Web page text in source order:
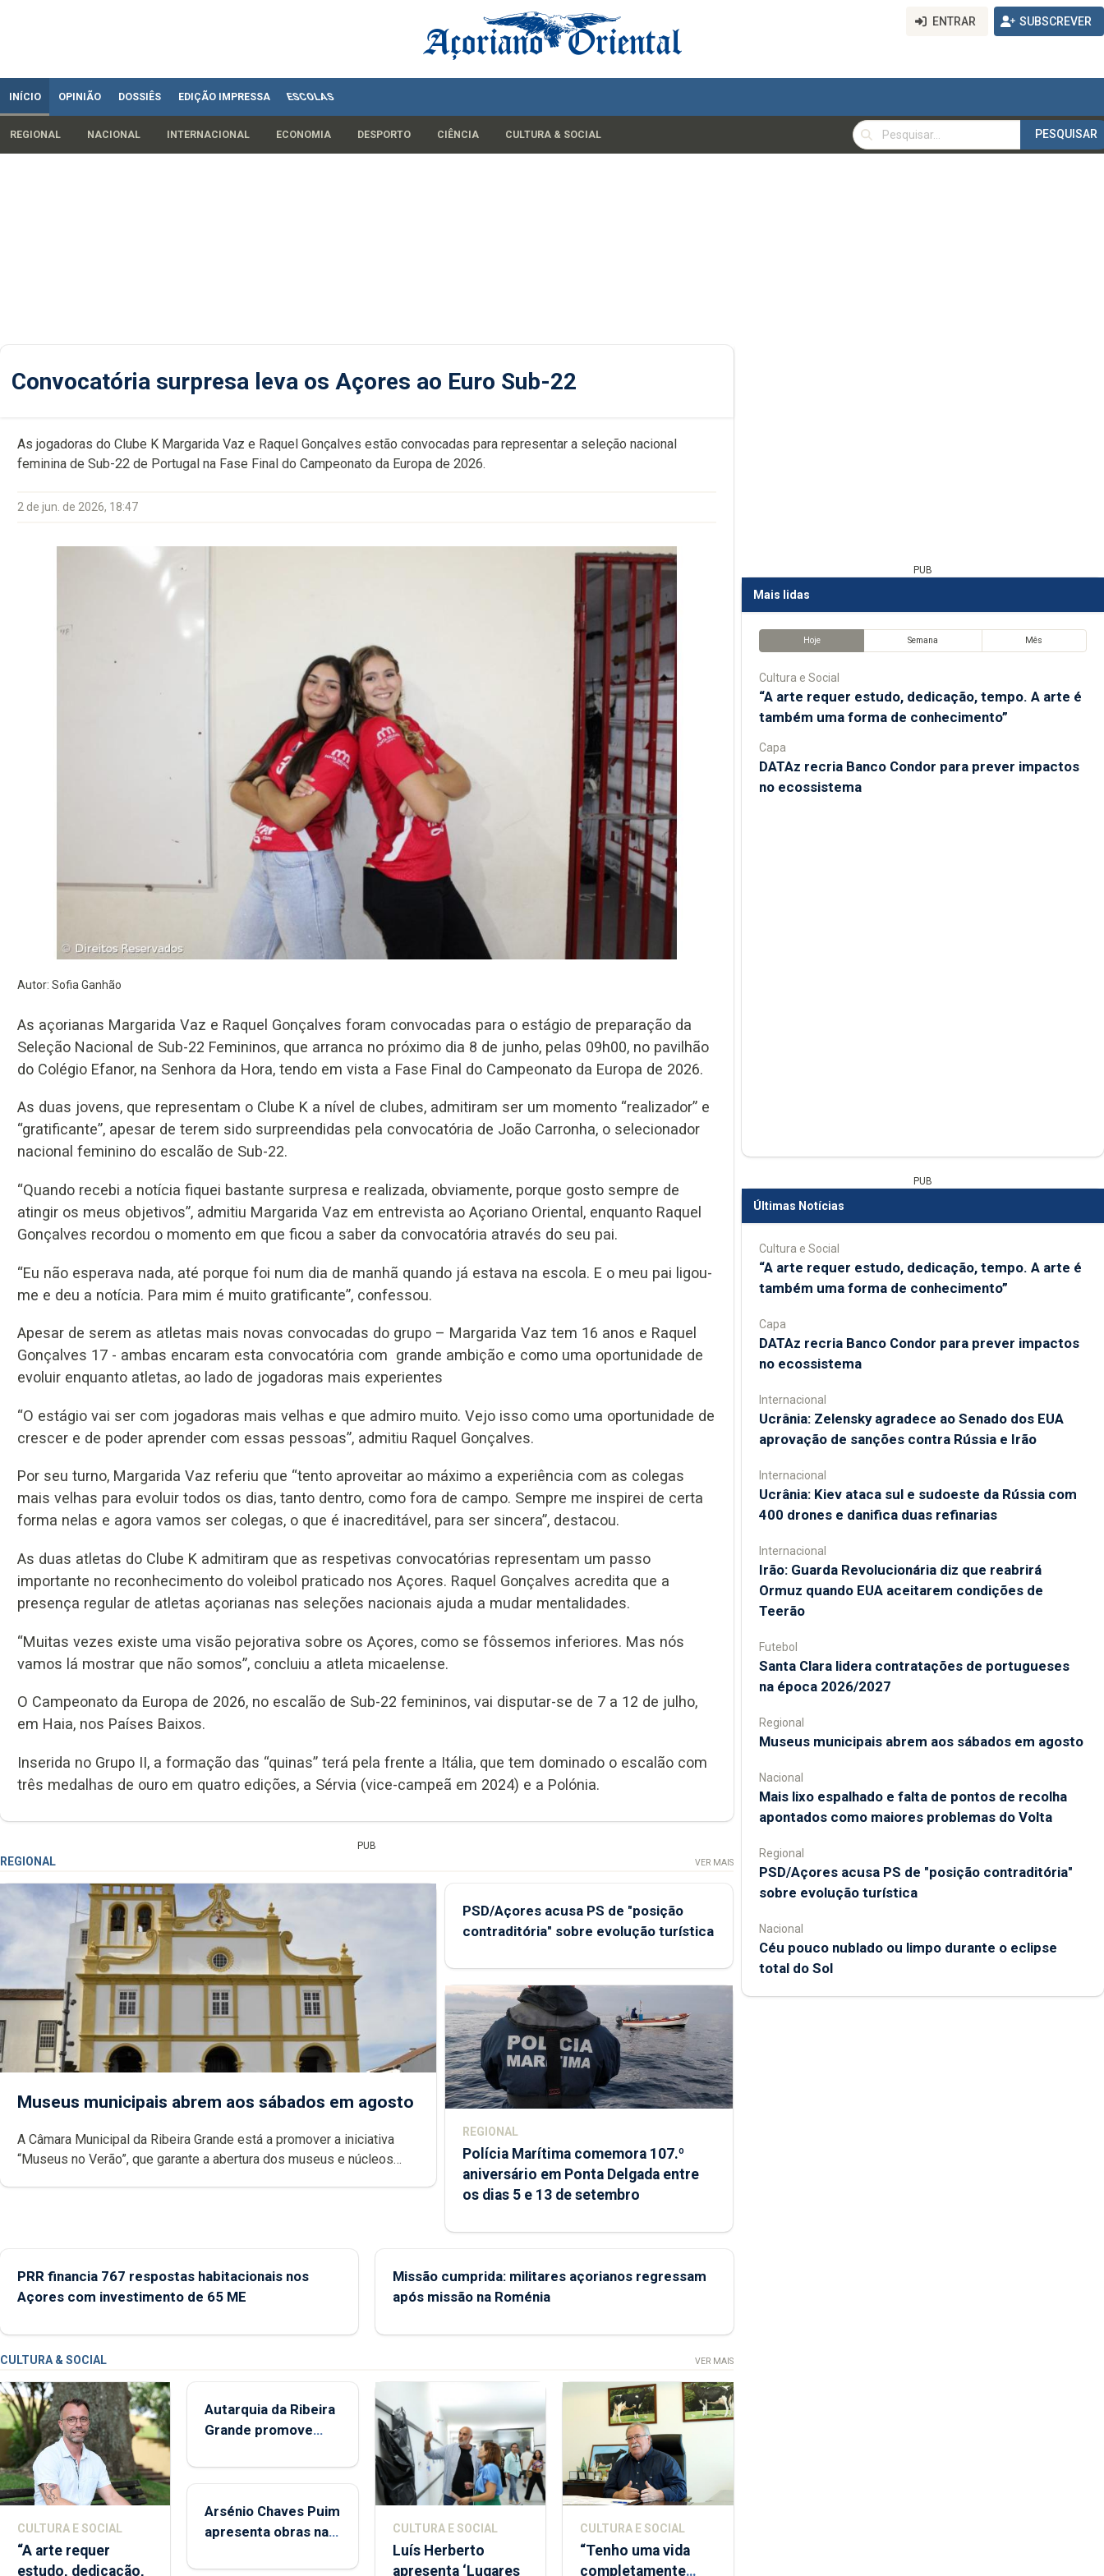
ENTRAR SUBSCREVER
INÍCIO OPINIÃO DOSSIÊS EDIÇÃO IMPRESSA ESCOLAS
REGIONAL NACIONAL INTERNACIONAL ECONOMIA DESPORTO CIÊNCIA CULTURA & SOCIAL
PESQUISAR
PESQUISAR
Convocatória surpresa leva os Açores ao Euro Sub-22
As jogadoras do Clube K Margarida Vaz e Raquel Gonçalves estão convocadas para representar a seleção nacional
feminina de Sub-22 de Portugal na Fase Final do Campeonato da Europa de 2026.
2 de jun. de 2026, 18:47
Autor: Sofia Ganhão
As açorianas Margarida Vaz e Raquel Gonçalves foram convocadas para o estágio de preparação da
Seleção Nacional de Sub-22 Femininos, que arranca no próximo dia 8 de junho, pelas 09h00, no pavilhão
do Colégio Efanor, na Senhora da Hora, tendo em vista a Fase Final do Campeonato da Europa de 2026.
As duas jovens, que representam o Clube K a nível de clubes, admitiram ser um momento “realizador” e
“gratificante”, apesar de terem sido surpreendidas pela convocatória de João Carronha, o selecionador
nacional feminino do escalão de Sub-22.
“Quando recebi a notícia fiquei bastante surpresa e realizada, obviamente, porque gosto sempre de
atingir os meus objetivos”, admitiu Margarida Vaz em entrevista ao Açoriano Oriental, enquanto Raquel
Gonçalves recordou o momento em que ficou a saber da convocatória através do seu pai.
“Eu não esperava nada, até porque foi num dia de manhã quando já estava na escola. E o meu pai ligou-
me e deu a notícia. Para mim é muito gratificante”, confessou.
Apesar de serem as atletas mais novas convocadas do grupo – Margarida Vaz tem 16 anos e Raquel
Gonçalves 17 - ambas encaram esta convocatória com grande ambição e como uma oportunidade de
evoluir enquanto atletas, ao lado de jogadoras mais experientes
“O estágio vai ser com jogadoras mais velhas e que admiro muito. Vejo isso como uma oportunidade de
crescer e de poder aprender com essas pessoas”, admitiu Raquel Gonçalves.
Por seu turno, Margarida Vaz referiu que “tento aproveitar ao máximo a experiência com as colegas
mais velhas para evoluir todos os dias, tanto dentro, como fora de campo. Sempre me inspirei de certa
forma nelas e agora vamos ser colegas, o que é inacreditável, para ser sincera”, destacou.
As duas atletas do Clube K admitiram que as respetivas convocatórias representam um passo
importante no reconhecimento do voleibol praticado nos Açores. Raquel Gonçalves acredita que a
presença regular de atletas açorianas nas seleções nacionais ajuda a mudar mentalidades.
“Muitas vezes existe uma visão pejorativa sobre os Açores, como se fôssemos inferiores. Mas nós
vamos lá mostrar que não somos”, concluiu a atleta micaelense.
O Campeonato da Europa de 2026, no escalão de Sub-22 femininos, vai disputar-se de 7 a 12 de julho,
em Haia, nos Países Baixos.
Inserida no Grupo II, a formação das “quinas” terá pela frente a Itália, que tem dominado o escalão com
três medalhas de ouro em quatro edições, a Sérvia (vice-campeã em 2024) e a Polónia.
PUB
REGIONAL VER MAIS
Museus municipais abrem aos sábados em agosto
A Câmara Municipal da Ribeira Grande está a promover a iniciativa
“Museus no Verão”, que garante a abertura dos museus e núcleos
PSD/Açores acusa PS de "posição
contraditória" sobre evolução turística
REGIONAL
Polícia Marítima comemora 107.º
aniversário em Ponta Delgada entre
os dias 5 e 13 de setembro
PRR financia 767 respostas habitacionais nos
Açores com investimento de 65 ME
Missão cumprida: militares açorianos regressam
após missão na Roménia
CULTURA & SOCIAL VER MAIS
CULTURA E SOCIAL
“A arte requer
estudo, dedicação,
Autarquia da Ribeira
Grande promove
Verão"
Arsénio Chaves Puim
apresenta obras na
Porto
CULTURA E SOCIAL
Luís Herberto
apresenta ‘Lugares
CULTURA E SOCIAL
“Tenho uma vida
completamente
PUB
Mais lidas
Hoje Semana Mês
Cultura e Social
“A arte requer estudo, dedicação, tempo. A arte é
também uma forma de conhecimento”
Capa
DATAz recria Banco Condor para prever impactos
no ecossistema
PUB
Últimas Notícias
Cultura e Social
“A arte requer estudo, dedicação, tempo. A arte é
também uma forma de conhecimento”
Capa
DATAz recria Banco Condor para prever impactos
no ecossistema
Internacional
Ucrânia: Zelensky agradece ao Senado dos EUA
aprovação de sanções contra Rússia e Irão
Internacional
Ucrânia: Kiev ataca sul e sudoeste da Rússia com
400 drones e danifica duas refinarias
Internacional
Irão: Guarda Revolucionária diz que reabrirá
Ormuz quando EUA aceitarem condições de
Teerão
Futebol
Santa Clara lidera contratações de portugueses
na época 2026/2027
Regional
Museus municipais abrem aos sábados em agosto
Nacional
Mais lixo espalhado e falta de pontos de recolha
apontados como maiores problemas do Volta
Regional
PSD/Açores acusa PS de "posição contraditória"
sobre evolução turística
Nacional
Céu pouco nublado ou limpo durante o eclipse
total do Sol